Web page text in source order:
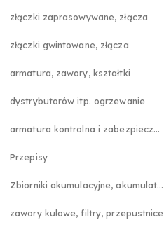
złączki zaprasowywane, złącza
złączki gwintowane, złącza
armatura, zawory, kształtki
dystrybutorów itp. ogrzewanie
armatura kontrolna i zabezpieczająca
Przepisy
Zbiorniki akumulacyjne, akumulatory
zawory kulowe, filtry, przepustnice